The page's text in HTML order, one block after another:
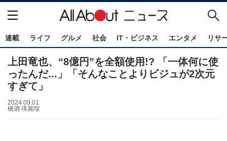
連載 ライフ グルメ 社会 IT・ビジネス エンタメ リサ
上田竜也、“8億円”を全額使用!? 「一体何に使
ったんだ...」「そんなことよりビジュが2次元
すぎて」
2024.09.01
橋酒 瑛麗瑠